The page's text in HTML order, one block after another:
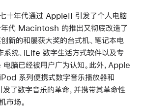
十年代通过 AppleII 引发了个人电脑
年代 Macintosh 的推出又彻底改造了
新的和屡获大奖的台式机、笔记本电
统、iLife 数字生活方式软件以及专
脑已经被用户广为认知。此外，Apple
系列便携式数字音乐播放器和
了数字音乐的革命，并携带其革命性
场。